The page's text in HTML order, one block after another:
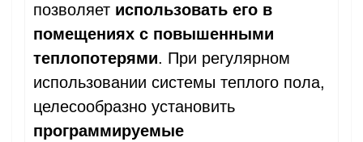
позволяет использовать его в
помещениях с повышенными
теплопотерями. При регулярном
использовании системы теплого пола,
целесообразно установить
программируемые